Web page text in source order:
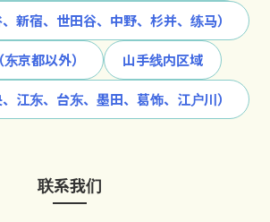
新宿、世田谷、中野、杉并、练马）
京都以外） 山手线内区域
江东、台东、墨田、葛饰、江户川）
联系我们